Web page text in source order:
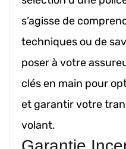
s’agisse de
techniques ou de
poser à votre
clés en main pour
et garantir votre
volant.